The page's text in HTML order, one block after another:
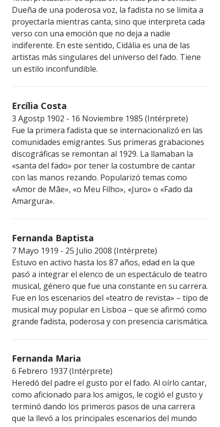
Dueña de una poderosa voz, la fadista no se limita a
proyectarla mientras canta, sino que interpreta cada
verso con una emoción que no deja a nadie
indiferente. En este sentido, Cidália es una de las
artistas más singulares del universo del fado. Tiene
un estilo inconfundible.
Ercília Costa
3 Agostp 1902 - 16 Noviembre 1985 (Intérprete)
Fue la primera fadista que se internacionalizó en las
comunidades emigrantes. Sus primeras grabaciones
discográficas se remontan al 1929. La llamaban la
«santa del fado» por tener la costumbre de cantar
con las manos rezando. Popularizó temas como
«Amor de Mãe», «o Meu Filho», «Juro» o «Fado da
Amargura».
Fernanda Baptista
7 Mayo 1919 - 25 Julio 2008 (Intérprete)
Estuvo en activo hasta los 87 años, edad en la que
pasó a integrar el elenco de un espectáculo de teatro
musical, género que fue una constante en su carrera.
Fue en los escenarios del «teatro de revista» – tipo de
musical muy popular en Lisboa – que se afirmó como
grande fadista, poderosa y con presencia carismática.
Fernanda Maria
6 Febrero 1937 (Intérprete)
Heredó del padre el gusto por el fado. Al oírlo cantar,
como aficionado para los amigos, le cogió el gusto y
terminó dando los primeros pasos de una carrera
que la llevó a los principales escenarios del mundo